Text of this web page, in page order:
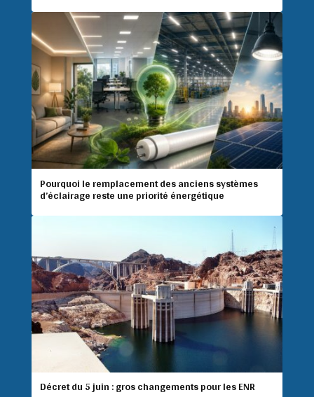
Pourquoi le remplacement des anciens systèmes
d’éclairage reste une priorité énergétique
Décret du 5 juin : gros changements pour les ENR